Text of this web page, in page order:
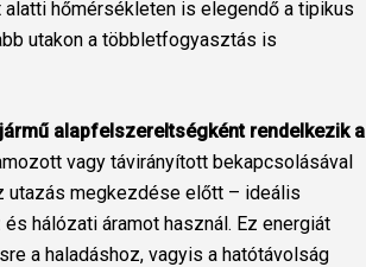
hőmérsékleten is elegendő a tipikus
utakon a többletfogyasztás is
alapfelszereltségként rendelkezik a
vagy távirányított bekapcsolásával
utazás megkezdése előtt – ideális
hálózati áramot használ. Ez energiát
a haladáshoz, vagyis a hatótávolság